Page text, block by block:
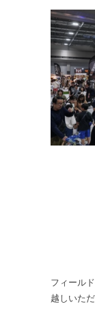
フィール
越しいた